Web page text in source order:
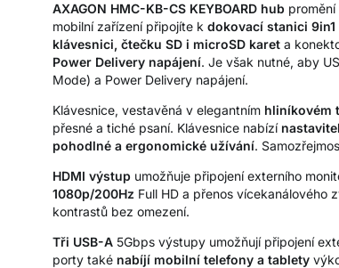
AXAGON HMC-KB-CS KEYBOARD hub
mobilní zařízení připojíte k dokovací stanici 9in1
klávesnici, čtečku SD i microSD karet a
Power Delivery napájení. Je však nutné, aby
Mode) a Power Delivery napájení.
Klávesnice, vestavěná v elegantním hliníkovém
přesné a tiché psaní. Klávesnice nabízí
pohodlné a ergonomické užívání.
HDMI výstup umožňuje připojení externího
1080p/200Hz Full HD a přenos vícekanálového
kontrastů bez omezení.
Tři USB-A 5Gbps výstupy umožňují připojení
porty také nabíjí mobilní telefony a tablety